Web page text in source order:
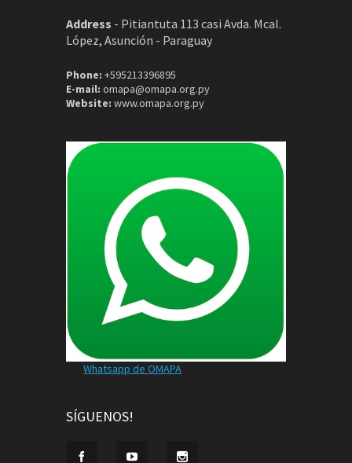
Address - Pitiantuta 113 casi Avda. Mcal.
López, Asunción - Paraguay
Phone: +595213396895
E-mail: omapa@omapa.org.py
Website: www.omapa.org.py
Whatsapp de OMAPA
SÍGUENOS!